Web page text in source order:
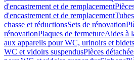
d'encastrement et de remplacement
d'encastrement et de remplacement
chasse et réductionsSets de rénovation
rénovationPlaques de fermetureAides à
aux appareils pour WC, urinoirs et bidets
WC et vidoirs suspendusPièces